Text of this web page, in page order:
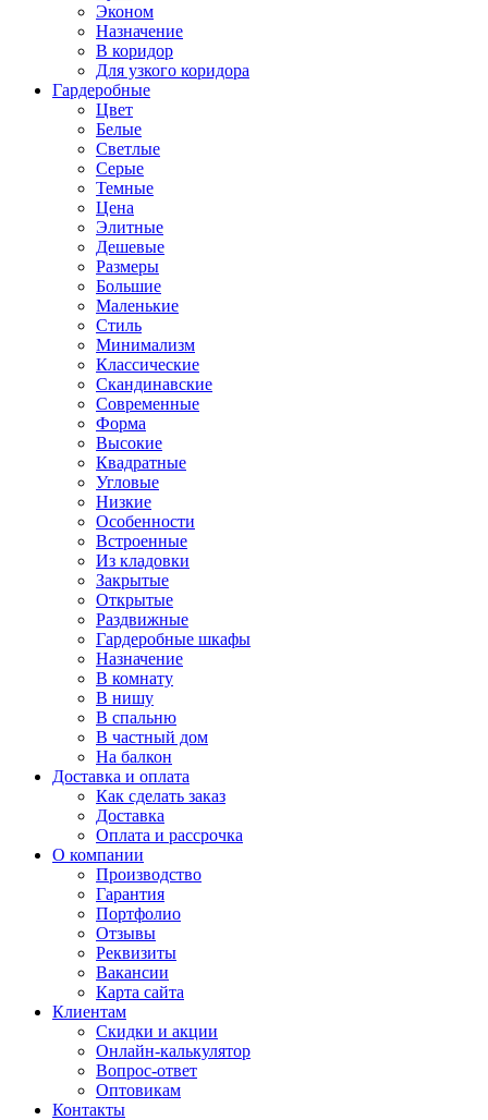
Эконом
Назначение
В коридор
Для узкого коридора
Гардеробные
Цвет
Белые
Светлые
Серые
Темные
Цена
Элитные
Дешевые
Размеры
Большие
Маленькие
Стиль
Минимализм
Классические
Скандинавские
Современные
Форма
Высокие
Квадратные
Угловые
Низкие
Особенности
Встроенные
Из кладовки
Закрытые
Открытые
Раздвижные
Гардеробные шкафы
Назначение
В комнату
В нишу
В спальню
В частный дом
На балкон
Доставка и оплата
Как сделать заказ
Доставка
Оплата и рассрочка
О компании
Производство
Гарантия
Портфолио
Отзывы
Реквизиты
Вакансии
Карта сайта
Клиентам
Скидки и акции
Онлайн-калькулятор
Вопрос-ответ
Оптовикам
Контакты